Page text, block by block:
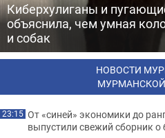
Киберхулиганы и
объяснила, чем умная
и собак
НОВОСТИ
23:15 От «синей» экономики до
выпустили свежий сборник